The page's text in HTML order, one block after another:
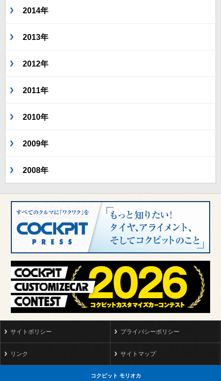
2014年
2013年
2012年
2011年
2010年
2009年
2008年
サイトポリシー プライバシーポリシー
リンク サイトマップ
コクピット モリオカ